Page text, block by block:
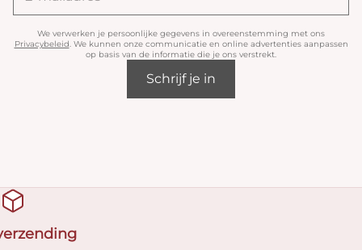
We verwerken je persoonlijke gegevens in overeenstemming met ons
Privacybeleid. We kunnen onze communicatie en online advertenties aanpassen
op basis van de informatie die je ons verstrekt.
Schrijf je in